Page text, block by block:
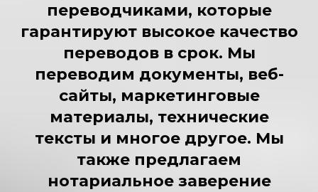
переводчиками, которые
гарантируют высокое качество
переводов в срок. Мы
переводим документы, веб-
сайты, маркетинговые
материалы, технические
тексты и многое другое. Мы
также предлагаем
нотариальное заверение